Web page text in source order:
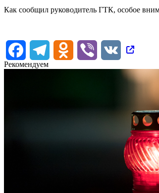
Как сообщил руководитель ГТК, особое
FacebookTelegram Odnoklassniki
Viber
VK
Рекомендуем